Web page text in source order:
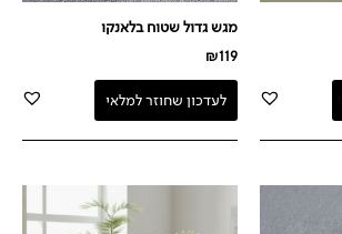
מגש גדול שטוח בלאנקו
₪119
לעדכון שחוזר למלאי